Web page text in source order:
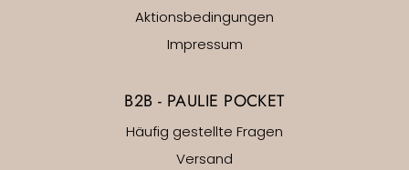
Aktionsbedingungen
Impressum
B2B - PAULIE POCKET
Häufig gestellte Fragen
Versand